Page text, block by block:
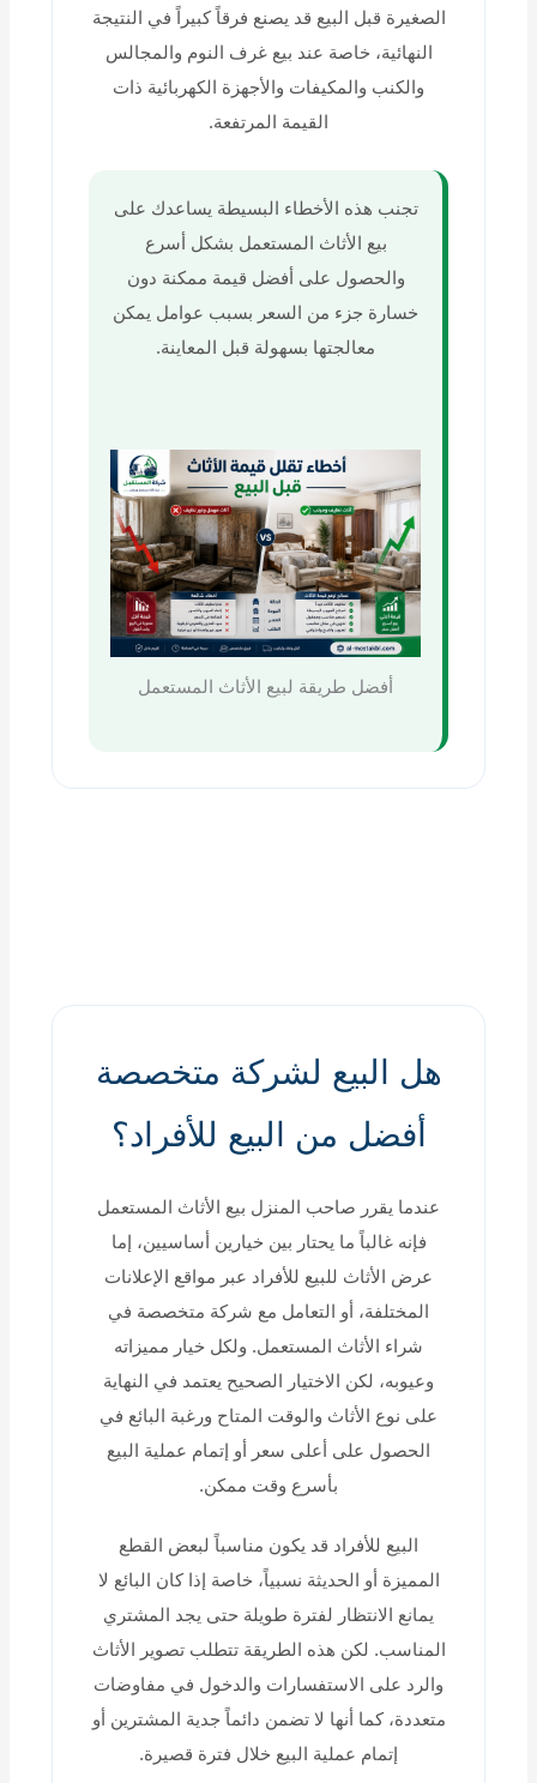
الصغيرة قبل البيع قد يصنع فرقاً كبيراً في النتيجة
النهائية، خاصة عند بيع غرف النوم والمجالس
والكنب والمكيفات والأجهزة الكهربائية ذات
القيمة المرتفعة.
تجنب هذه الأخطاء البسيطة يساعدك على
بيع الأثاث المستعمل بشكل أسرع
والحصول على أفضل قيمة ممكنة دون
خسارة جزء من السعر بسبب عوامل يمكن
معالجتها بسهولة قبل المعاينة.
أفضل طريقة لبيع الأثاث المستعمل
هل البيع لشركة متخصصة
أفضل من البيع للأفراد؟
عندما يقرر صاحب المنزل بيع الأثاث المستعمل
فإنه غالباً ما يحتار بين خيارين أساسيين، إما
عرض الأثاث للبيع للأفراد عبر مواقع الإعلانات
المختلفة، أو التعامل مع شركة متخصصة في
شراء الأثاث المستعمل. ولكل خيار مميزاته
وعيوبه، لكن الاختيار الصحيح يعتمد في النهاية
على نوع الأثاث والوقت المتاح ورغبة البائع في
الحصول على أعلى سعر أو إتمام عملية البيع
بأسرع وقت ممكن.
البيع للأفراد قد يكون مناسباً لبعض القطع
المميزة أو الحديثة نسبياً، خاصة إذا كان البائع لا
يمانع الانتظار لفترة طويلة حتى يجد المشتري
المناسب. لكن هذه الطريقة تتطلب تصوير الأثاث
والرد على الاستفسارات والدخول في مفاوضات
متعددة، كما أنها لا تضمن دائماً جدية المشترين أو
إتمام عملية البيع خلال فترة قصيرة.